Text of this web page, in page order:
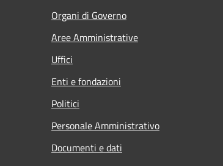
Organi di Governo
Aree Amministrative
Uffici
Enti e fondazioni
Politici
Personale Amministrativo
Documenti e dati